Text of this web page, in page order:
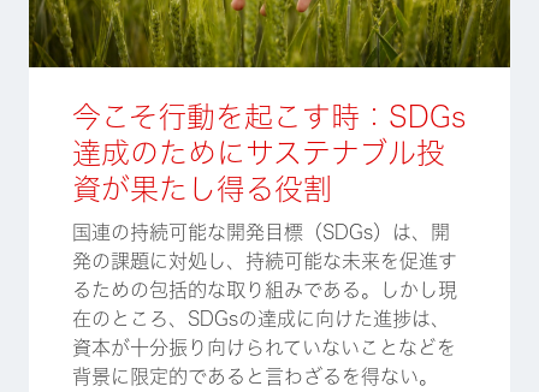
今こそ行動を起こす時：SDGs
達成のためにサステナブル投
資が果たし得る役割
国連の持続可能な開発目標（SDGs）は、開
発の課題に対処し、持続可能な未来を促進す
るための包括的な取り組みである。しかし現
在のところ、SDGsの達成に向けた進捗は、
資本が十分振り向けられていないことなどを
背景に限定的であると言わざるを得ない。